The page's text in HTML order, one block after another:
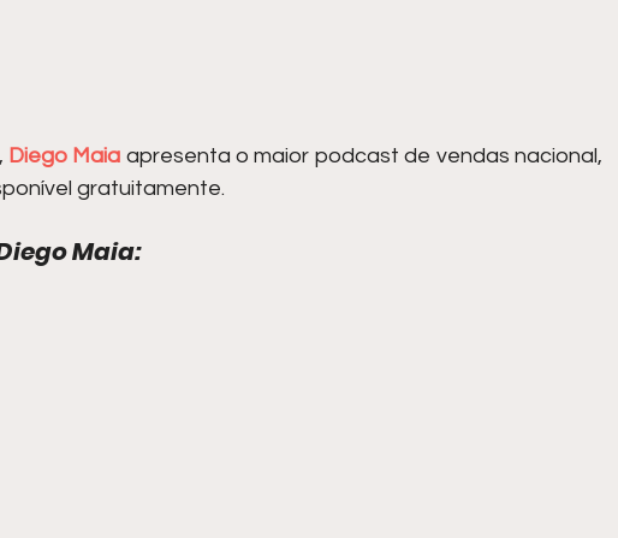
Diego Maia apresenta o maior podcast de vendas nacional,
gratuitamente.
Maia: